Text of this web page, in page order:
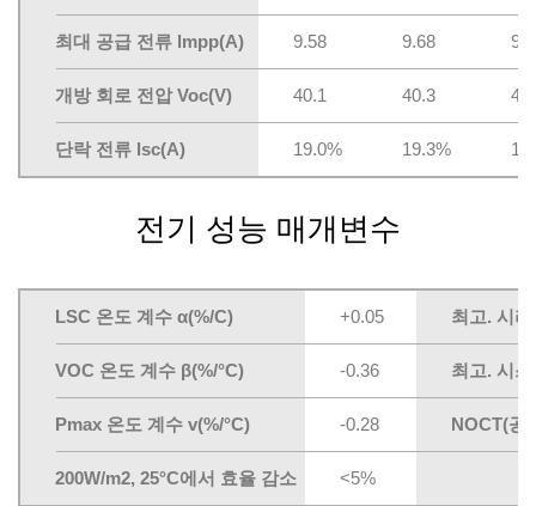
최대 공급 전류 lmpp(A) 9.58 9.68
개방 회로 전압 Voc(V) 40.1 40.3
단락 전류 lsc(A) 19.0% 19.3%
전기 성능 매개변수
LSC 온도 계수 α(%/C) +0.05 최고. 시
VOC 온도 계수 β(%/°C) -0.36 최고. 시
Pmax 온도 계수 v(%/°C) -0.28 NOCT(공
200W/m2, 25°C에서 효율 감소 <5%